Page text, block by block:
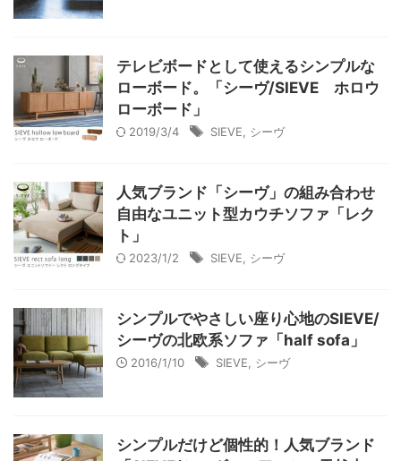
テレビボードとして使えるシンプルな
ローボード。「シーヴ/SIEVE ホロウ
ローボード」
2019/3/4 SIEVE シーヴ
人気ブランド「シーヴ」の組み合わせ
自由なユニット型カウチソファ「レク
ト」
2023/1/2 SIEVE シーヴ
シンプルでやさしい座り心地のSIEVE/
シーヴの北欧系ソファ「half sofa」
2016/1/10 SIEVE シーヴ
シンプルだけど個性的！人気ブランド